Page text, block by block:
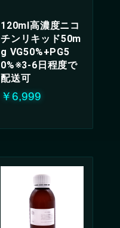
120ml高濃度ニコ
チンリキッド50m
g VG50%+PG5
0%※3-6日程度で
配送可
￥6,999